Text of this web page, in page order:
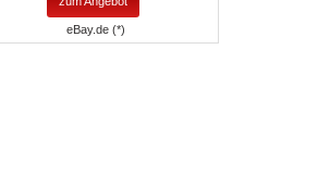
eBay.de (*)